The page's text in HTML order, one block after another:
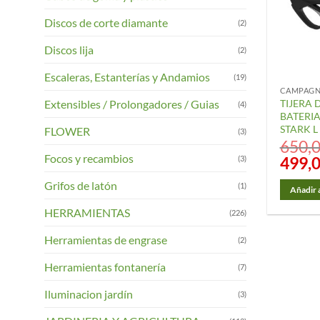
Discos de corte diamante (2)
Discos lija (2)
Escaleras, Estanterías y Andamios (19)
Extensibles / Prolongadores / Guias (4)
FLOWER (3)
Focos y recambios (3)
Grifos de latón (1)
HERRAMIENTAS (226)
Herramientas de engrase (2)
Herramientas fontanería (7)
Iluminacion jardín (3)
TIJERA
STARK L
El
precio
original
era:
650,00 €.
Añadir